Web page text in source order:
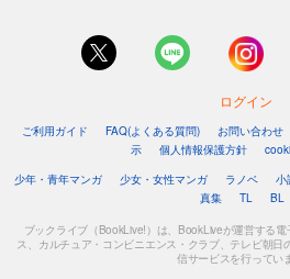
ログイン
ご利用ガイド FAQ(よくある質問) お問い合わせ
示
個人情報保護方針
少年・青年マンガ
少女・女性マンガ ラノベ 小
真集
TL BL
ブックライブ（BookLive!）は、BookLiveが運営する
ス、カルチュア・コンビニエンス・クラブ、テレビ朝
信サービスを行っていま